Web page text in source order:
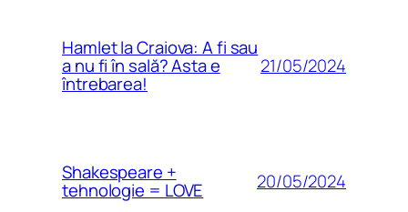
Hamlet la Craiova: A fi sau
a nu fi în sală? Asta e
întrebarea!
21/05/2024
Shakespeare +
tehnologie = LOVE 20/05/2024